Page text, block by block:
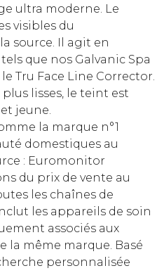
ultra moderne. Le
visibles du
source. Il agit en
que nos Galvanic Spa
Tru Face Line Corrector.
lisses, le teint est
jeune.
la marque n°1
domestiques au
: Euromonitor
du prix de vente au
les chaînes de
les appareils de soin
associés aux
la même marque. Basé
personnalisée